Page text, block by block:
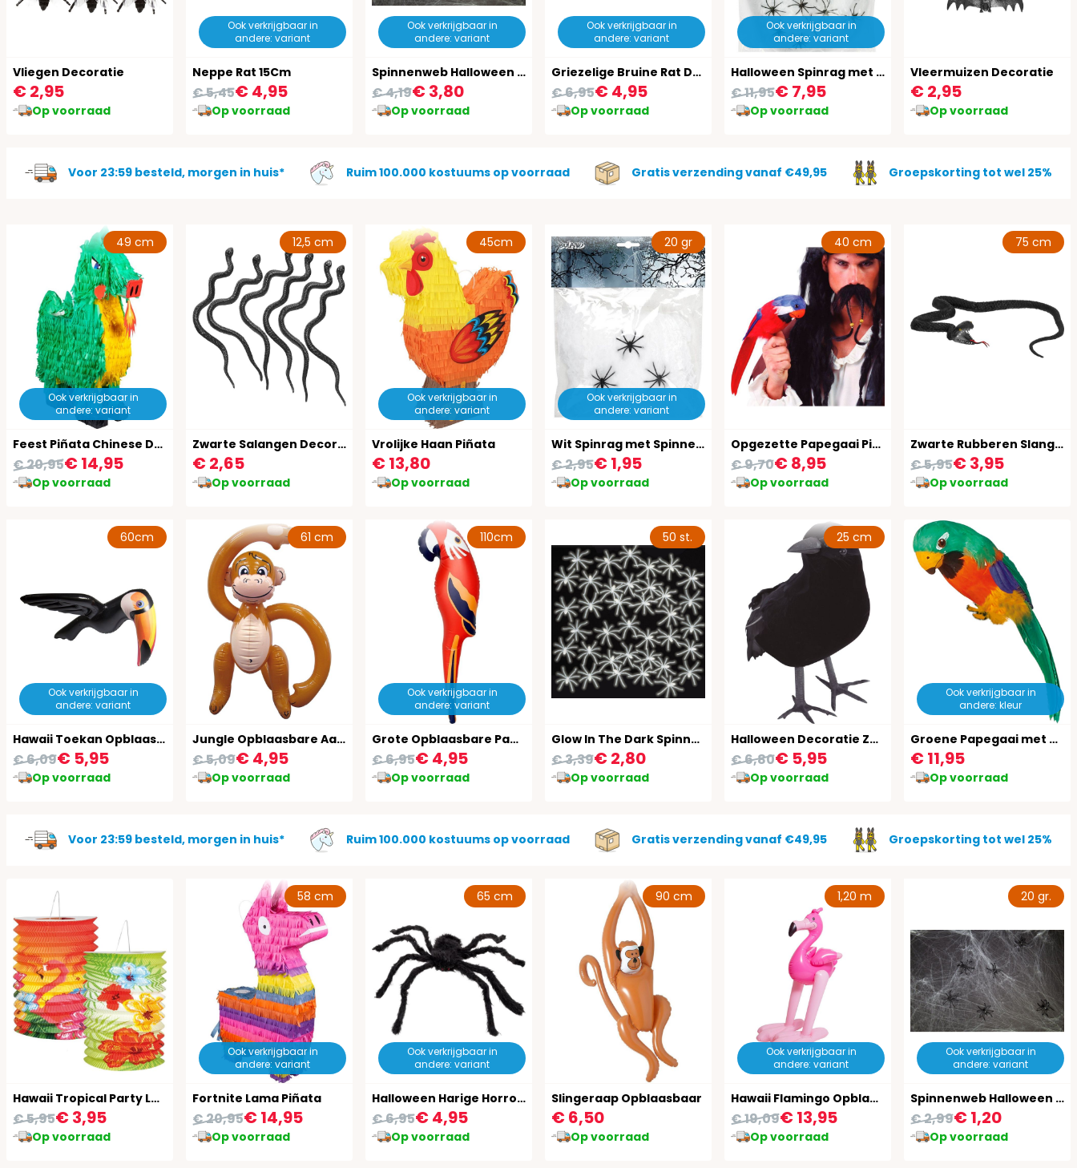
Vliegen Decoratie
€ 2,95
Op voorraad
Ook verkrijgbaar in
andere: variant
Neppe Rat 15Cm
€ 4,95
€ 5,45
Op voorraad
Ook verkrijgbaar in
andere: variant
Spinnenweb Halloween met 6 Spinnen 100 Gram
€ 3,80
€ 4,19
Op voorraad
Ook verkrijgbaar in
andere: variant
Griezelige Bruine Rat Decoratie
€ 4,95
€ 6,95
Op voorraad
Ook verkrijgbaar in
andere: variant
Halloween Spinrag met Spinnen Wit
€ 7,95
€ 11,95
Op voorraad
Vleermuizen Decoratie
€ 2,95
Op voorraad
Voor 23:59 besteld, morgen in huis* Ruim 100.000 kostuums op voorraad Gratis verzending vanaf €49,95 Groepskorting tot wel 25%
Ook verkrijgbaar in
andere: variant
49 cm
Feest Piñata Chinese Draak
€ 14,95
€ 20,95
Op voorraad
12,5 cm
Zwarte Salangen Decoratie Halloween
€ 2,65
Op voorraad
Ook verkrijgbaar in
andere: variant
45cm
Vrolijke Haan Piñata
€ 13,80
Op voorraad
Ook verkrijgbaar in
andere: variant
20 gr
Wit Spinrag met Spinnen Halloween
€ 1,95
€ 2,95
Op voorraad
40 cm
Opgezette Papegaai Piraat
€ 8,95
€ 9,70
Op voorraad
75 cm
Zwarte Rubberen Slang 75cm Halloween
€ 3,95
€ 5,95
Op voorraad
Ook verkrijgbaar in
andere: variant
60cm
Hawaii Toekan Opblaasbaar 60Cm
€ 5,95
€ 6,09
Op voorraad
61 cm
Jungle Opblaasbare Aap 61Cm
€ 4,95
€ 5,09
Op voorraad
Ook verkrijgbaar in
andere: variant
110cm
Grote Opblaasbare Papegaai
€ 4,95
€ 6,95
Op voorraad
50 st.
Glow In The Dark Spinnen Halloween 50 Stuks
€ 2,80
€ 3,39
Op voorraad
25 cm
Halloween Decoratie Zwarte Kraai
€ 5,95
€ 6,80
Op voorraad
Ook verkrijgbaar in
andere: kleur
Groene Papegaai met Veren
€ 11,95
Op voorraad
Voor 23:59 besteld, morgen in huis* Ruim 100.000 kostuums op voorraad Gratis verzending vanaf €49,95 Groepskorting tot wel 25%
Hawaii Tropical Party Lampionnen
€ 3,95
€ 5,95
Op voorraad
Ook verkrijgbaar in
andere: variant
58 cm
Fortnite Lama Piñata
€ 14,95
€ 20,95
Op voorraad
Ook verkrijgbaar in
andere: variant
65 cm
Halloween Harige Horror Spin Decoratie
€ 4,95
€ 6,95
Op voorraad
90 cm
Slingeraap Opblaasbaar
€ 6,50
Op voorraad
Ook verkrijgbaar in
andere: variant
1,20 m
Hawaii Flamingo Opblaasbaar 120Cm
€ 13,95
€ 19,09
Op voorraad
Ook verkrijgbaar in
andere: variant
20 gr.
Spinnenweb Halloween met 6 Spinnen 20 Gram
€ 1,20
€ 2,99
Op voorraad